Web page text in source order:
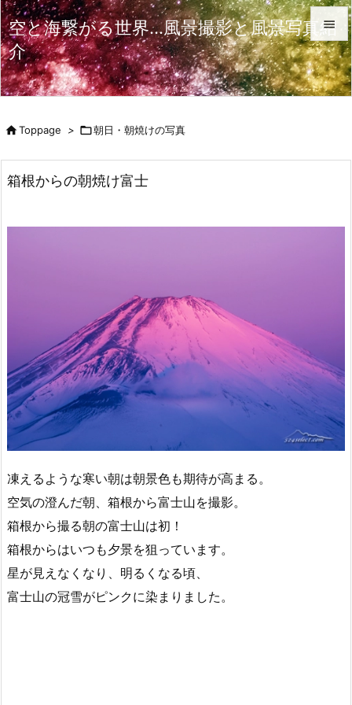
空と海繋がる世界…風景撮影と風景写真紹
介


メニュ

Toppage > 朝日・朝焼けの写真
箱根からの朝焼け富士
凍えるような寒い朝は朝景色も期待が高まる。
空気の澄んだ朝、箱根から富士山を撮影。
箱根から撮る朝の富士山は初！
箱根からはいつも夕景を狙っています。
星が見えなくなり、明るくなる頃、
富士山の冠雪がピンクに染まりました。